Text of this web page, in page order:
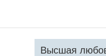
Высшая